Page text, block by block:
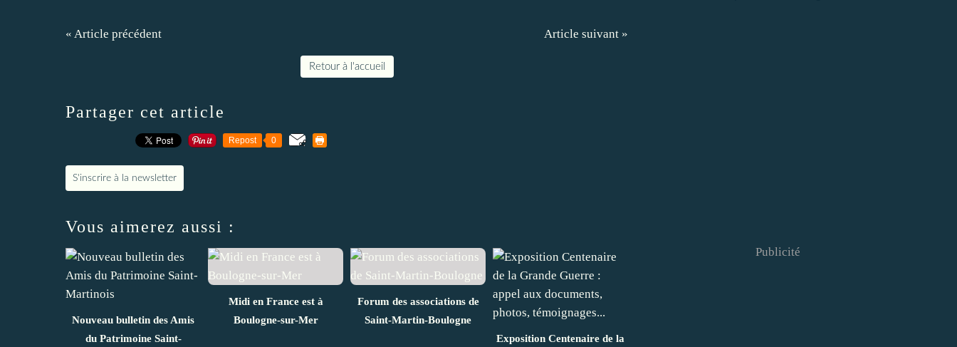
« Article précédent Article suivant »
Retour à l'accueil
Partager cet article
Repost 0
S'inscrire à la newsletter
Vous aimerez aussi :
Nouveau bulletin des Amis
du Patrimoine Saint-
Midi en France est à
Boulogne-sur-Mer
Forum des associations de
Saint-Martin-Boulogne
Exposition Centenaire de la
Publicité